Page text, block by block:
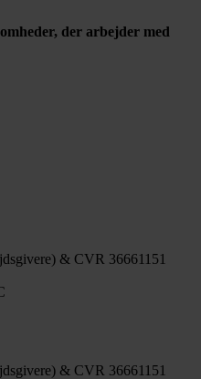
der arbejder med
& CVR 36661151
& CVR 36661151